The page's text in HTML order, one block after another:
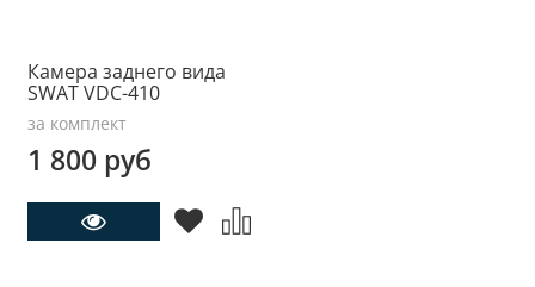
Камера заднего вида
SWAT VDC-410
за комплект
1 800 руб